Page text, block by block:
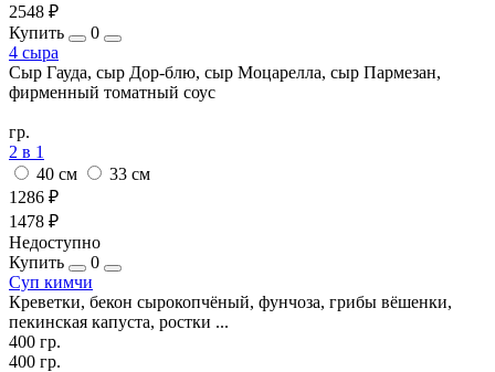
2548 ₽
Купить
0
4 сыра
Сыр Гауда, сыр Дор-блю, сыр Моцарелла, сыр Пармезан,
фирменный томатный соус
гр.
2 в 1
40 см
33 см
1286 ₽
1478 ₽
Недоступно
Купить
0
Суп кимчи
Креветки, бекон сырокопчёный, фунчоза, грибы вёшенки,
пекинская капуста, ростки ...
400 гр.
400 гр.